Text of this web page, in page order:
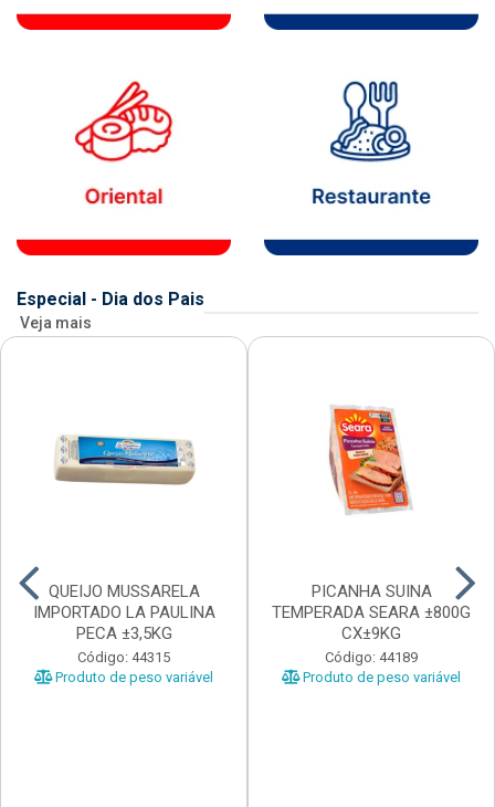
Especial - Dia dos Pais
Veja mais
QUEIJO MUSSARELA
IMPORTADO LA PAULINA
PECA ±3,5KG
Código: 44315
Produto de peso variável
PICANHA SUINA
TEMPERADA SEARA ±800G
CX±9KG
Código: 44189
Produto de peso variável